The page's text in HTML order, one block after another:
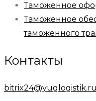
Таможенное
Таможенное
таможенного
Контакты
bitrix24@yuglogistik.ru